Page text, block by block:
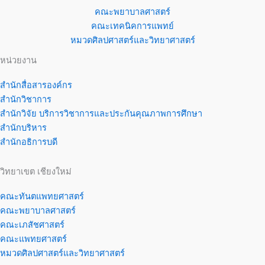
คณะพยาบาลศาสตร์
คณะเทคนิคการแพทย์
หมวดศิลปศาสตร์และวิทยาศาสตร์
หน่วยงาน
สำนักสื่อสารองค์กร
สำนักวิชาการ
สำนักวิจัย บริการวิชาการและประกันคุณภาพการศึกษา
สำนักบริหาร
สำนักอธิการบดี
วิทยาเขต เชียงใหม่
คณะทันตแพทยศาสตร์
คณะพยาบาลศาสตร์
คณะเภสัชศาสตร์
คณะแพทยศาสตร์
หมวดศิลปศาสตร์และวิทยาศาสตร์